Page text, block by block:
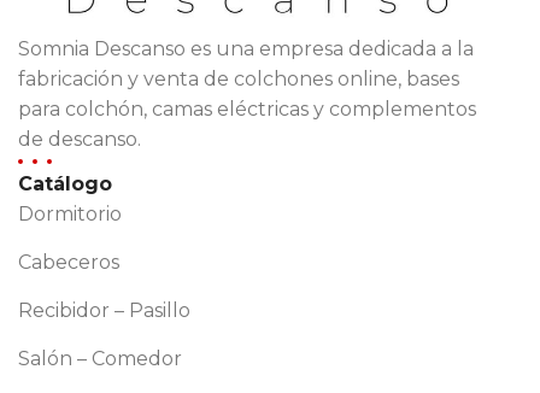
Somnia Descanso es una empresa dedicada a la
fabricación y venta de colchones online, bases
para colchón, camas eléctricas y complementos
de descanso.
Catálogo
Dormitorio
Cabeceros
Recibidor – Pasillo
Salón – Comedor